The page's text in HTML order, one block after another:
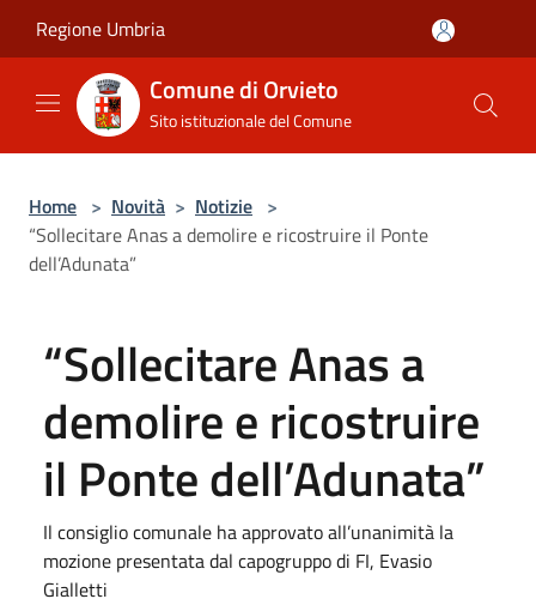
Regione Umbria
Comune di Orvieto
Sito istituzionale del Comune
Home > Novità > Notizie >
“Sollecitare Anas a demolire e ricostruire il Ponte
dell’Adunata”
“Sollecitare Anas a
demolire e ricostruire
il Ponte dell’Adunata”
Il consiglio comunale ha approvato all’unanimità la
mozione presentata dal capogruppo di FI, Evasio
Gialletti